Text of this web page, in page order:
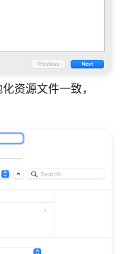
资源文件一致，